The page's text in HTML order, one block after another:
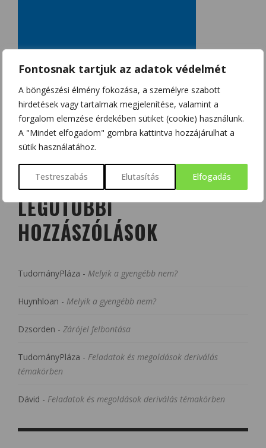
Fontosnak tartjuk az adatok védelmét
A böngészési élmény fokozása, a személyre szabott
hirdetések vagy tartalmak megjelenítése, valamint a
forgalom elemzése érdekében sütiket (cookie) használunk.
A "Mindet elfogadom" gombra kattintva hozzájárulhat a
sütik használatához.
Testreszabás Elutasítás Elfogadás
LEGUTÓBBI
HOZZÁSZÓLÁSOK
TudományPláza - Melyik a gyengébb nem?
Huynhloan - Melyik a gyengébb nem?
Dzsorden - Zárójel felbontása
TudományPláza - Feladatok és megoldások deriválás
témakörben
Dávid - Feladatok és megoldások deriválás témakörben